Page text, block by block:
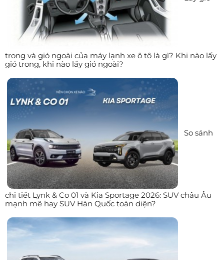
trong và gió ngoài của máy lạnh xe ô tô là gì? Khi nào lấy
gió trong, khi nào lấy gió ngoài?
So sánh
chi tiết Lynk & Co 01 và Kia Sportage 2026: SUV châu Âu
mạnh mẽ hay SUV Hàn Quốc toàn diện?